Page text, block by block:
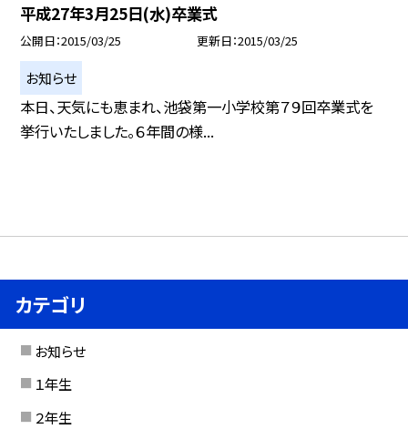
平成27年3月25日(水)卒業式
公開日 2015/03/25 更新日 2015/03/25
お知らせ
本日、天気にも恵まれ、池袋第一小学校第７９回卒業式を
挙行いたしました。６年間の様...
カテゴリ
お知らせ
１年生
２年生